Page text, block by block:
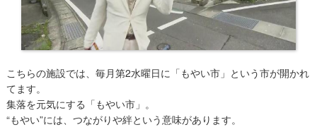
​こちらの施設では、毎月第2水曜日に「もやい市」という市が開かれ
てます。
集落を元気にする「もやい市」。
“もやい”には、つながりや絆という意味があります。